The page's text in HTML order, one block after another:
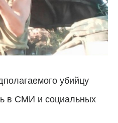
убийцу
в СМИ и социальных